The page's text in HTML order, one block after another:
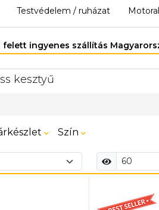
Testvédelem / ruházat
felett ingyenes szállítás
kesztyű
Szín